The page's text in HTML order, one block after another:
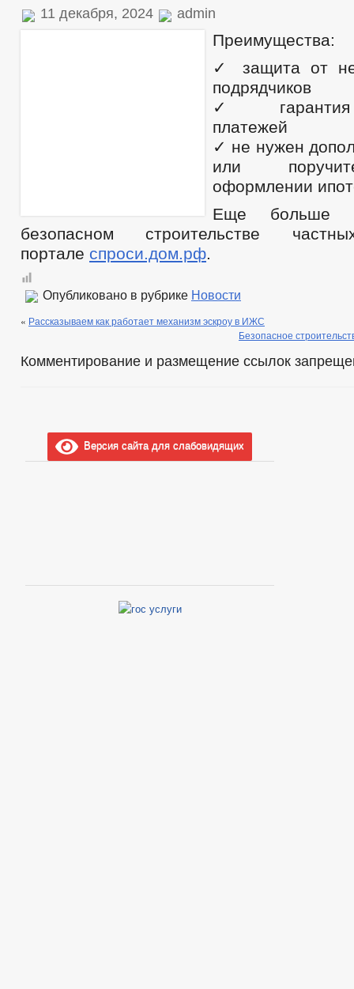
11 декабря, 2024 admin
Преимущества:
✓ защита от
подрядчиков
✓ гарантия
платежей
✓ не нужен
или
оформлении
Еще больше
безопасном строительстве
портале спроси.дом.рф.
Опубликовано в рубрике Новости
« Рассказываем как работает механизм эскроу в ИЖС
Безопасное
Комментирование и размещение ссылок
Версия сайта для слабовидящих